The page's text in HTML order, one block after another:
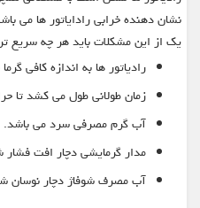
نشان دهنده خرابی رادایاتور ها می
یک از این مشکلات باید هر چه سریع
رادیاتور ها به اندازه کافی
زمان طولانی طول می کشد تا
آب گرم مصرفی سرد می باشد.
مدار گرمایشی دچار افت
آب مصرف شوفاژ دچار